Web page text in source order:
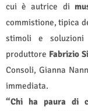
cui è autrice di
commistione, tipica
stimoli e
produttore Fabrizio
Consoli, Gianna
immediata.
“Chi ha paura di